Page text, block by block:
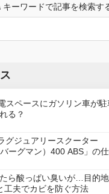
キーワードで記事を検索す
スペースにガソリン車が
る？
グジュアリースクーター
ーグマン）400 ABS」の仕
発売
ら酸っぱい臭いが…目的地
工夫でカビを防ぐ方法